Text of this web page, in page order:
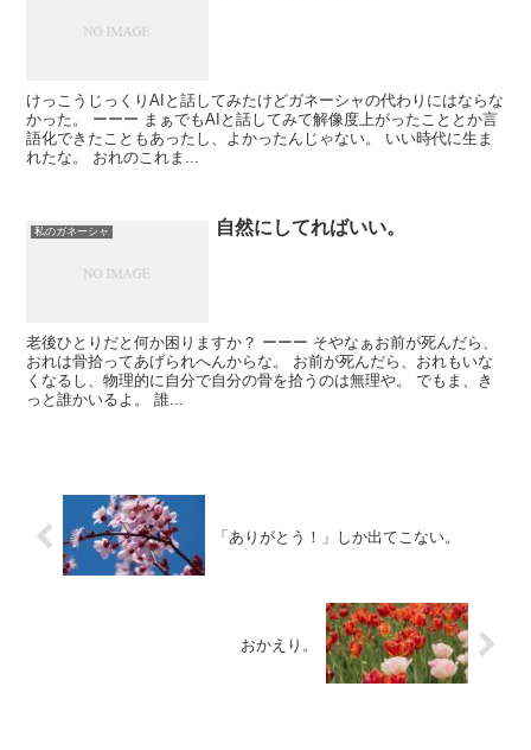
けっこうじっくりAIと話してみたけどガネーシャの代わりにはならな
かった。 ーーー まぁでもAIと話してみて解像度上がったこととか言
語化できたこともあったし、よかったんじゃない。 いい時代に生ま
れたな。 おれのこれま...
私のガネーシャ 自然にしてればいい。
老後ひとりだと何か困りますか？ ーーー そやなぁお前が死んだら、
おれは骨拾ってあげられへんからな。 お前が死んだら、おれもいな
くなるし、物理的に自分で自分の骨を拾うのは無理や。 でもま、き
っと誰かいるよ。 誰...
「ありがとう！」しか出てこない。
おかえり。